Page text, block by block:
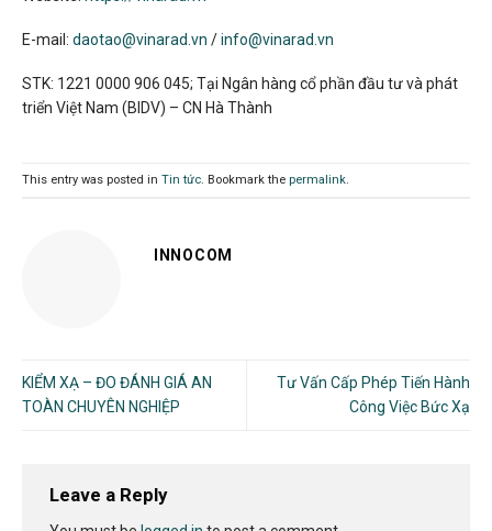
E-mail: daotao@vinarad.vn /info@vinarad.vn
STK: 1221 0000 906 045; Tại Ngân hàng cổ phần đầu tư và phát
triển Việt Nam (BIDV) – CN Hà Thành
This entry was posted in Tin tức. Bookmark the permalink.
INNOCOM
KIỂM XẠ – ĐO ĐÁNH GIÁ AN
TOÀN CHUYÊN NGHIỆP
Tư Vấn Cấp Phép Tiến Hành
Công Việc Bức Xạ
Leave a Reply